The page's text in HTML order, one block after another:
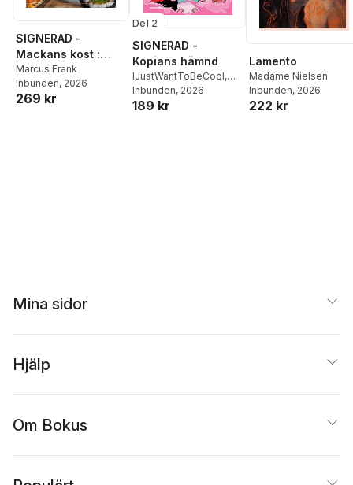
SIGNERAD -
Mackans kost :
Middagar och
matlådor
Marcus Frank
Inbunden, 2026
269 kr
Del 2
SIGNERAD -
Kopians hämnd
IJustWantToBeCool,
Joel Adolphson
Ejdemo Beer
Inbunden, 2026
189 kr
Lamento
Madame Nielsen
Inbunden, 2026
222 kr
Mina sidor
Hjälp
Om Bokus